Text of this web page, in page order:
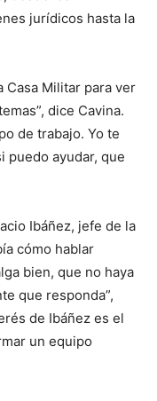
jurídicos hasta la
Casa Militar para ver
dice Cavina.
de trabajo. Yo te
puedo ayudar, que
Ibáñez, jefe de la
cómo hablar
bien, que no haya
que responda”,
de Ibáñez es el
un equipo